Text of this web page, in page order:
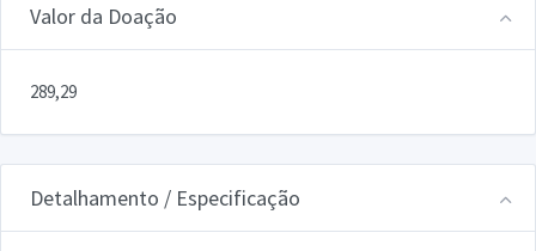
Valor da Doação
289,29
Detalhamento / Especificação